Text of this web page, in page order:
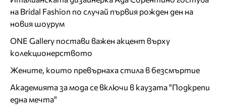
на Bridal Fashion по случай първия рожден ден на
новия шоурум
ONE Gallery постави важен акцент върху
колекционерството
Жените, които превърнаха стила в безсмъртие
Академията за мода се включи в каузата "Подкрепи
една мечта"